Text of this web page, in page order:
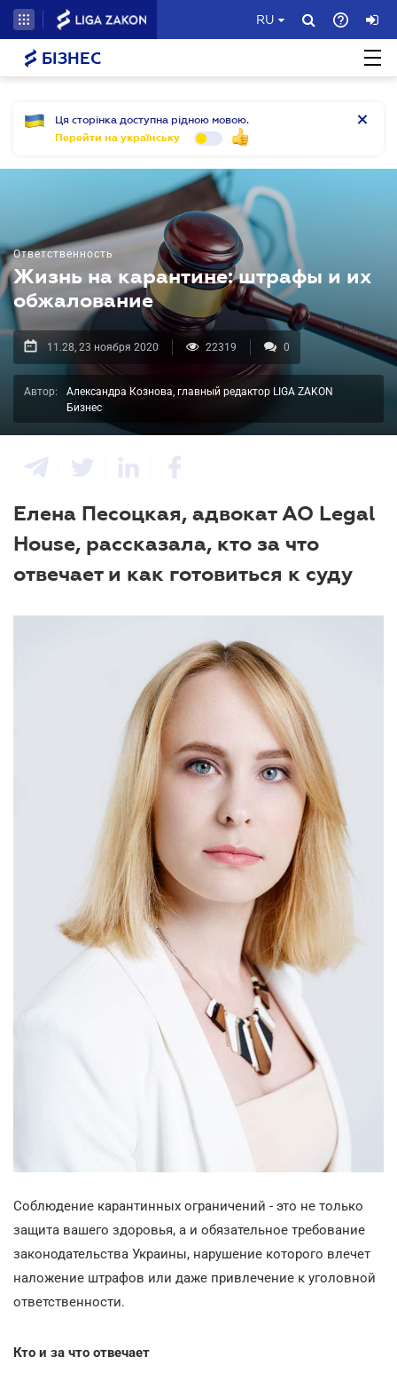
RU
БІЗНЕС
Ця сторінка доступна рідною мовою.
Перейти на українську
Ответственность
Жизнь на карантине: штрафы и их
обжалование
11.28, 23 ноября 2020 22319 0
Автор:
Александра Кознова, главный редактор LIGA ZAKON
Бизнес
Елена Песоцкая, адвокат АО Legal
House, рассказала, кто за что
отвечает и как готовиться к суду
Соблюдение карантинных ограничений - это не только
защита вашего здоровья, а и обязательное требование
законодательства Украины, нарушение которого влечет
наложение штрафов или даже привлечение к уголовной
ответственности.
Кто и за что отвечает